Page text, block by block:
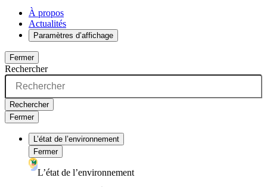
À propos
Actualités
Paramètres d’affichage
Fermer
Rechercher
Rechercher
Fermer
L’état de l’environnement
Fermer
L’état de l’environnement